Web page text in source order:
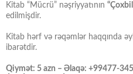
Kitab “Mücrü” nəşriyyatının
edilmişdir.
Kitab hərf və rəqəmlər haqqında
ibarətdir.
Qiymət: 5 azn – Əlaqə: +99477-